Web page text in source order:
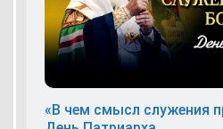
«В чем смысл служения